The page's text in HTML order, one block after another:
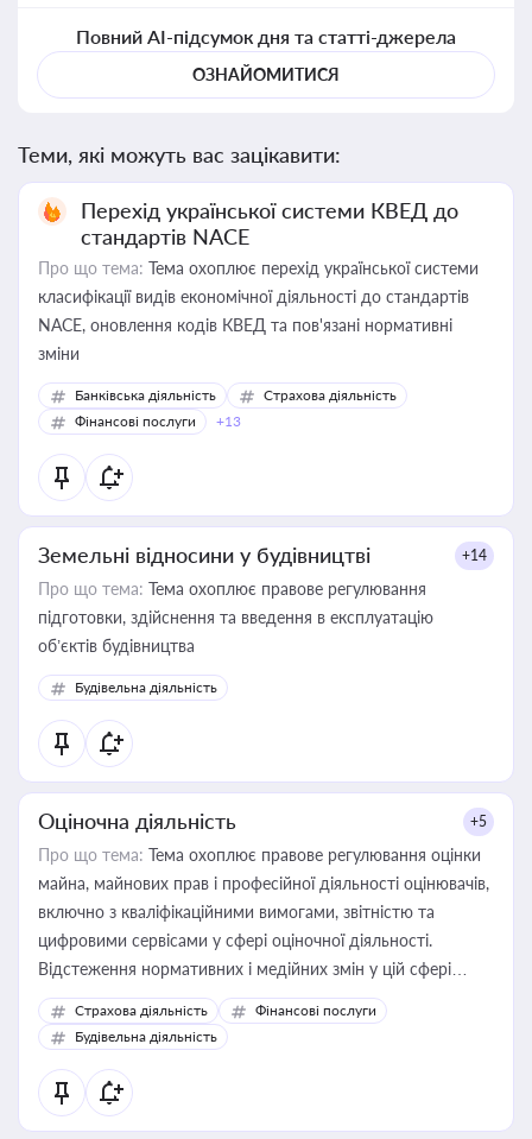
Повний AI-підсумок дня та статті-джерела
ОЗНАЙОМИТИСЯ
Теми, які можуть вас зацікавити:
Перехід української системи КВЕД до
стандартів NACE
Про що тема: Тема охоплює перехід української системи
класифікації видів економічної діяльності до стандартів
NACE, оновлення кодів КВЕД та пов'язані нормативні
зміни
Банківська діяльність
Страхова діяльність
Фінансові послуги
+13
Земельні відносини у будівництві +14
Про що тема: Тема охоплює правове регулювання
підготовки, здійснення та введення в експлуатацію
об’єктів будівництва
Будівельна діяльність
Оціночна діяльність +5
Про що тема: Тема охоплює правове регулювання оцінки
майна, майнових прав і професійної діяльності оцінювачів,
включно з кваліфікаційними вимогами, звітністю та
цифровими сервісами у сфері оціночної діяльності.
Відстеження нормативних і медійних змін у цій сфері
корисне для власника бізнесу, керівника, юриста або
бухгалтера під час оподаткування, приватизації, оренди
державного майна, корпоративних угод і перевірки
статусу суб'єктів оціночної діяльності
Страхова діяльність
Фінансові послуги
Будівельна діяльність